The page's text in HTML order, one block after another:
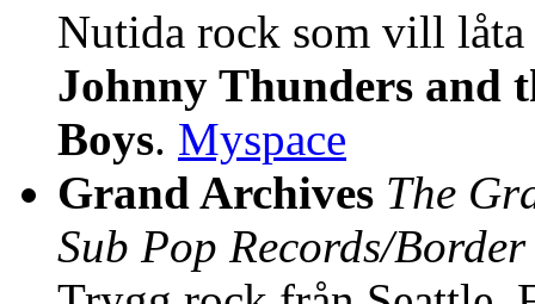
Nutida rock som vill
Johnny Thunders and
Boys. Myspace
Grand Archives The
Sub Pop Records/Border